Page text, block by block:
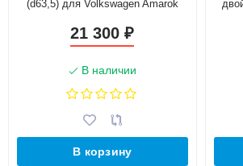
(d63,5) для Volkswagen Amarok
21 300₽
В наличии
В корзину